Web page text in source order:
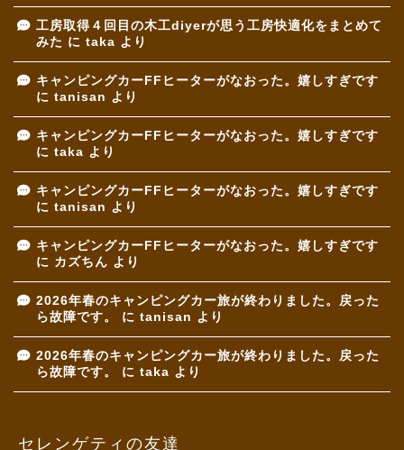
工房取得４回目の木工diyerが思う工房快適化をまとめて
みた に taka より
キャンピングカーFFヒーターがなおった。嬉しすぎです
に tanisan より
キャンピングカーFFヒーターがなおった。嬉しすぎです
に taka より
キャンピングカーFFヒーターがなおった。嬉しすぎです
に tanisan より
キャンピングカーFFヒーターがなおった。嬉しすぎです
に カズちん より
2026年春のキャンピングカー旅が終わりました。戻った
ら故障です。
に tanisan より
2026年春のキャンピングカー旅が終わりました。戻った
ら故障です。
に taka より
セレンゲティの友達